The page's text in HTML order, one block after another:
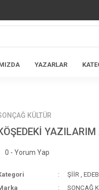
YAZARLAR
KÜLTÜR
0 - Yorum Yap
ŞİİR ,
SONÇAĞ